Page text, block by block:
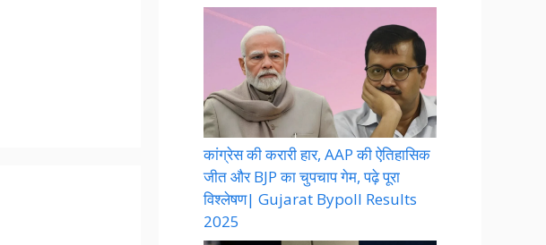
कांग्रेस की करारी हार, AAP की ऐतिहासिक
जीत और BJP का चुपचाप गेम, पढ़े पूरा
विश्लेषण| Gujarat Bypoll Results
2025